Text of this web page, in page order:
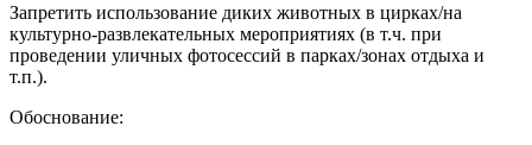
Запретить использование диких животных в цирках/на
культурно-развлекательных мероприятиях (в т.ч. при
проведении уличных фотосессий в парках/зонах отдыха и
т.п.).
Обоснование: